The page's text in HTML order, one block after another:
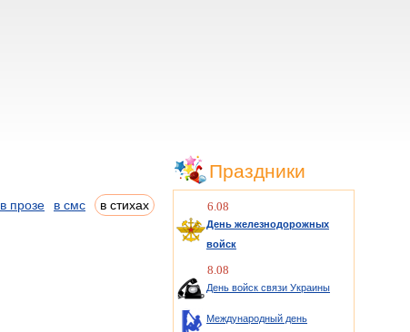
в прозе в смс в стихах
Праздники
6.08
День железнодорожных
войск
8.08
День войск связи Украины
Международный день